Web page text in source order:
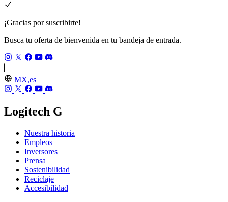
¡Gracias por suscribirte!
Busca tu oferta de bienvenida en tu bandeja de entrada.
MX,es
Logitech G
Nuestra historia
Empleos
Inversores
Prensa
Sostenibilidad
Reciclaje
Accesibilidad